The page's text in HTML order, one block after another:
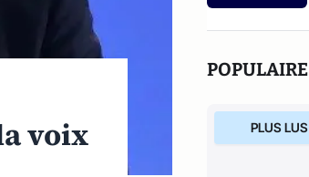
voix PLUS LUS